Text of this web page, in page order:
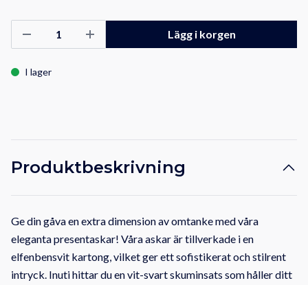
Lägg i korgen
I lager
Produktbeskrivning
Ge din gåva en extra dimension av omtanke med våra
eleganta presentaskar! Våra askar är tillverkade i en
elfenbensvit kartong, vilket ger ett sofistikerat och stilrent
intryck. Inuti hittar du en vit-svart skuminsats som håller ditt